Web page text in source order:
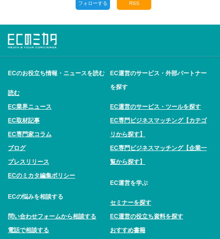
フォローする RSS
ECのお役立ち情報・ニュースを読む
読む
EC業界ニュース
EC取材記事
EC専門家コラム
ブログ
プレスリリース
ECのミカタ編集ポリシー
ECの悩みを相談する
問い合わせフォームから相談する
電話で相談する
EC運営のサービス・外部パートナー
を探す
EC運営のサービス・ツールを探す
EC専門ビジネスマッチング【カテゴ
リから探す】
EC専門ビジネスマッチング【企業一
覧から探す】
EC運営を学ぶ
セミナーを探す
EC運営の役立ち資料を探す
おすすめ書籍